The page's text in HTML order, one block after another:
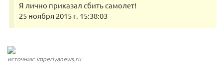
Я лично приказал сбить самолет!
25 ноября 2015 г. 15:38:03
источник: imperiyanews.ru